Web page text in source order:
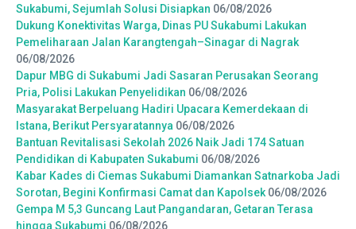
Sukabumi, Sejumlah Solusi Disiapkan 06/08/2026
Dukung Konektivitas Warga, Dinas PU Sukabumi Lakukan
Pemeliharaan Jalan Karangtengah–Sinagar di Nagrak
06/08/2026
Dapur MBG di Sukabumi Jadi Sasaran Perusakan Seorang
Pria, Polisi Lakukan Penyelidikan 06/08/2026
Masyarakat Berpeluang Hadiri Upacara Kemerdekaan di
Istana, Berikut Persyaratannya 06/08/2026
Bantuan Revitalisasi Sekolah 2026 Naik Jadi 174 Satuan
Pendidikan di Kabupaten Sukabumi 06/08/2026
Kabar Kades di Ciemas Sukabumi Diamankan Satnarkoba Jadi
Sorotan, Begini Konfirmasi Camat dan Kapolsek 06/08/2026
Gempa M 5,3 Guncang Laut Pangandaran, Getaran Terasa
hingga Sukabumi 06/08/2026